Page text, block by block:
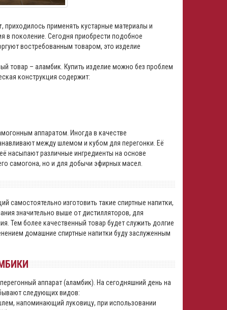
, приходилось применять кустарные материалы и
в поколение. Сегодня приобрести подобное
востребованным товаром, это изделие
товар – аламбик. Купить изделие можно без проблем
конструкция содержит:
аппаратом. Иногда в качестве
между шлемом и кубом для перегонки. Её
насыпают различные ингредиенты на основе
самогона, но и для добычи эфирных масел.
самостоятельно изготовить такие спиртные напитки,
значительно выше от дистилляторов, для
Тем более качественный товар будет служить долгие
домашние спиртные напитки буду заслуженным
аппарат (аламбик). На сегодняшний день на
следующих видов:
напоминающий луковицу, при использовании